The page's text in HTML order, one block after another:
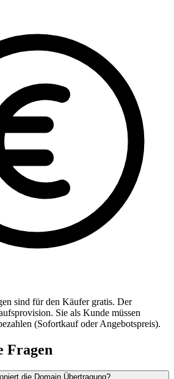
sind für den Käufer gratis. Der
Sie als Kunde müssen
(Sofortkauf oder Angebotspreis).
Fragen
die Domain Übertragung?